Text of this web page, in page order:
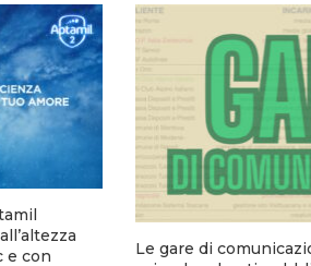
e con
Le gare di